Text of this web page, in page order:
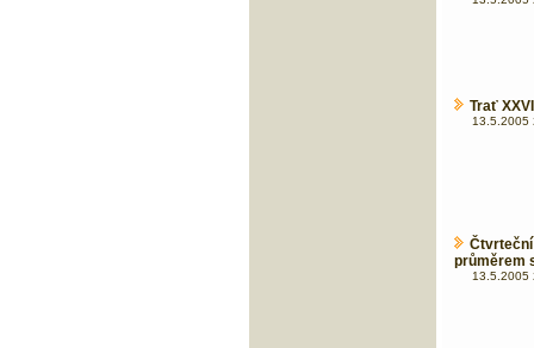
Trať
13.5.2005
průměrem
13.5.2005